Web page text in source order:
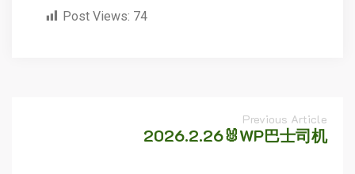
Post Views: 74
Previous Article
2026.2.26🐰WP巴士司机